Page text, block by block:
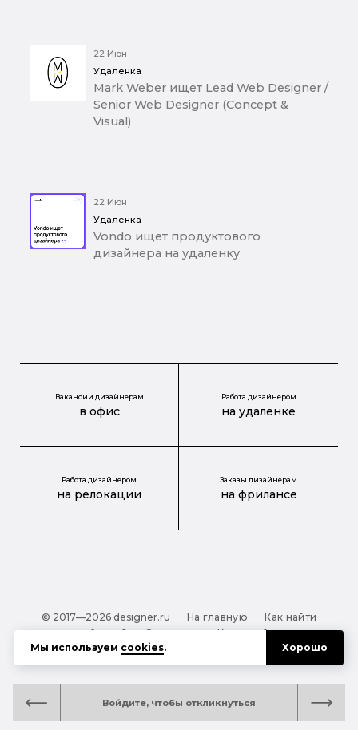
Войдите, чтобы откликнуться
22 Июн
Удаленка
Mark Weber ищет Lead Web Designer /
Senior Web Designer (Concept &
Visual)
22 Июн
Удаленка
Vondo ищет продуктового
дизайнера на удаленку
Вакансии дизайнерам
в офис
Работа дизайнером
на удаленке
Работа дизайнером
на релокации
Заказы дизайнерам
на фрилансе
© 2017—2026 designer.ru На главную
Как найти
дизайнера?
О проекте
Карта сайта
Обработка персональных данных
Файлы cookie
Полезная подсказка:
Как выбрать дизайнера:
руководство для тех, кто заказывает дизайн
Мы используем cookies. Хорошо